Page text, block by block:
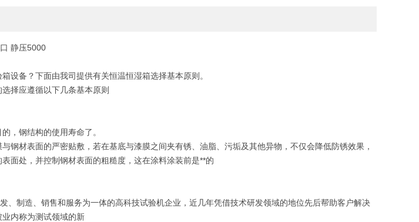
静压5000
设备？下面由我司提供有关恒温恒湿箱选择基本原则。
择应遵循以下几条基本原则
，钢结构的使用寿命了。
钢材表面的严密贴敷，若在基底与漆膜之间夹有锈、油脂、污垢及其他异物，不仅会降低防锈效果，
面处，并控制钢材表面的粗糙度，这在涂料涂装前是**的
、制造、销售和服务为一体的高科技试验机企业，近几年凭借技术研发领域的地位先后帮助客户解决
内称为测试领域的新